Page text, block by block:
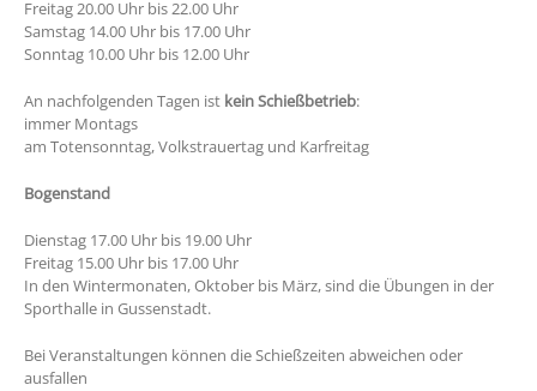
Freitag 20.00 Uhr bis 22.00 Uhr
Samstag 14.00 Uhr bis 17.00 Uhr
Sonntag 10.00 Uhr bis 12.00 Uhr
An nachfolgenden Tagen istkein Schießbetrieb:
immer Montags
am Totensonntag, Volkstrauertag und Karfreitag
Bogenstand
Dienstag 17.00 Uhr bis 19.00 Uhr
Freitag 15.00 Uhr bis 17.00 Uhr
In den Wintermonaten, Oktober bis März, sind die Übungen in der
Sporthalle in Gussenstadt.
Bei Veranstaltungen können die Schießzeiten abweichen oder
ausfallen